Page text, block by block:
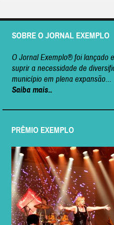
SOBRE O JORNAL EXEMPLO
O Jornal Exemplo® foi lançado
suprir a necessidade de
município em plena expansão...
Saiba mais..
PRÊMIO EXEMPLO